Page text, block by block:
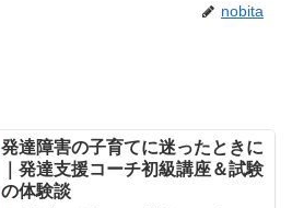
nobita
発達障害の子育てに迷ったときに
｜発達支援コーチ初級講座＆試験
の体験談